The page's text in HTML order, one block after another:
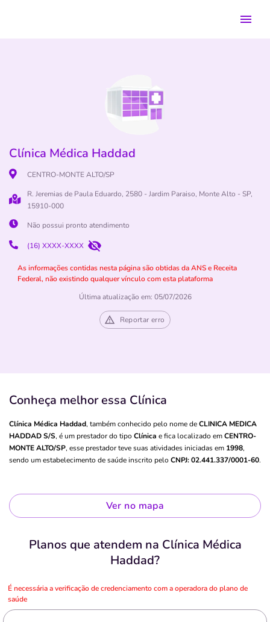
Clínica Médica Haddad
CENTRO-MONTE ALTO/SP
R. Jeremias de Paula Eduardo, 2580 - Jardim Paraiso, Monte Alto - SP,
15910-000
Não possui pronto atendimento
(16) XXXX-XXXX
As informações contidas nesta página são obtidas da ANS e Receita
Federal, não existindo qualquer vínculo com esta plataforma
Última atualização em: 05/07/2026
Reportar erro
Conheça melhor essa Clínica
Clínica Médica Haddad, também conhecido pelo nome deCLINICA MEDICA
HADDAD S/S, é um prestador do tipo Clínica e fica localizado emCENTRO-
MONTE ALTO/SP, esse prestador teve suas atividades iniciadas em 1998,
sendo um estabelecimento de saúde inscrito pelo CNPJ: 02.441.337/0001-60.
Ver no mapa
Planos que atendem na Clínica Médica
Haddad?
É necessária a verificação de credenciamento com a operadora do plano de
saúde